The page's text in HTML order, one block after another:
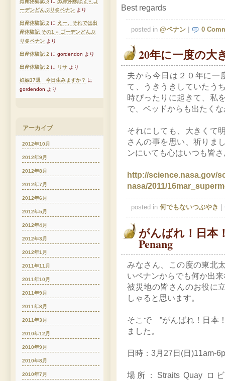
Best regards
posted in @ペナン| 0
20年に一度の大
夫から今日は２０年に一
て、うきうきしていたう
時ぴったりに起きて、私
で、ベッドからも出たく
それにしても、大きくて
さんの事を思い、祈りま
ンにいても心はいつも皆
http://science.nasa.gov/
nasa/2011/
posted in 何でもないつぶやき
がんばれ！日本
Penang
みなさん、この度の東北
いペナンからでも何か出
被災地の皆さんのお役に
しゃると思います。
そこで ”がんばれ！日本
ました。
日時：3月27日(日)11am-
場所：Straits Quay
ーデンどんぶり＠ペナン より
出産体験記 2 に えー、それでは出
産体験記 その1 » ゴーデンどんぶ
り＠ペナン より
出産体験記 2 に gordendon より
出産体験記 2 に リサ より
妊娠37週 今日生みますか？ に
gordendon より
アーカイブ
2012年10月
2012年9月
2012年8月
2012年7月
2012年6月
2012年5月
2012年4月
2012年3月
2012年1月
2011年11月
2011年10月
2011年9月
2011年8月
2011年3月
2010年12月
2010年9月
2010年8月
2010年7月